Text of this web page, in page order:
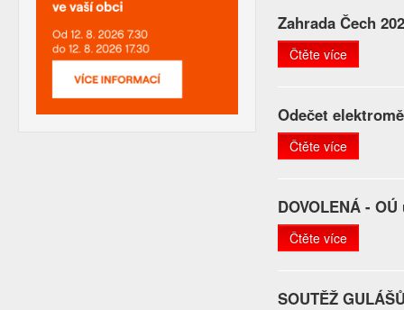
Zahrada Čech
Čtěte více
Odečet
Čtěte více
DOVOLENÁ -
Čtěte více
SOUTĚŽ